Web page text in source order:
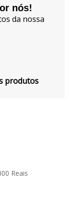
nós!
da nossa
produtos
Reais